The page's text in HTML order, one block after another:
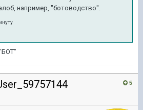
например, "ботоводство".
5